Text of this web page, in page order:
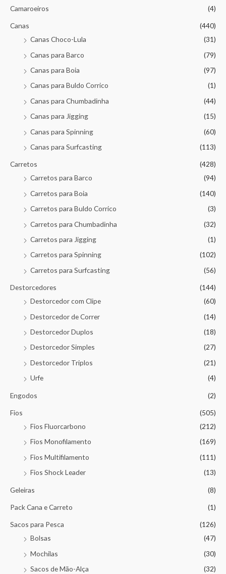
Camaroeiros (4)
Canas
(440)
Canas Choco-Lula
(31)
Canas para Barco
(79)
Canas para Boia
(97)
Canas para Buldo Corrico
(1)
Canas para Chumbadinha
(44)
Canas para Jigging
(15)
Canas para Spinning
(60)
Canas para Surfcasting
(113)
Carretos
(428)
Carretos para Barco
(94)
Carretos para Boia
(140)
Carretos para Buldo Corrico
(3)
Carretos para Chumbadinha
(32)
Carretos para Jigging
(1)
Carretos para Spinning
(102)
Carretos para Surfcasting
(56)
Destorcedores
(144)
Destorcedor com Clipe
(60)
Destorcedor de Correr
(14)
Destorcedor Duplos
(18)
Destorcedor Simples
(27)
Destorcedor Triplos
(21)
Urfe
(4)
Engodos (2)
Fios
(505)
Fios Fluorcarbono
(212)
Fios Monofilamento
(169)
Fios Multifilamento
(111)
Fios Shock Leader
(13)
Geleiras (8)
Pack Cana e Carreto (1)
Sacos para Pesca
(126)
Bolsas
(47)
Mochilas
(30)
Sacos de Mão-Alça
(32)